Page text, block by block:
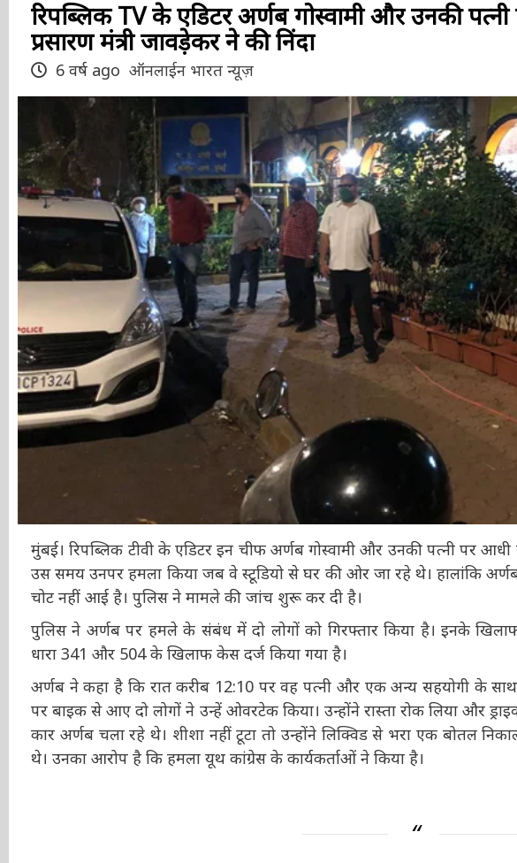
रिपब्लिक TV के एडिटर अर्णब गोस्वामी और उनकी
प्रसारण मंत्री जावड़ेकर ने की निंदा
6 वर्ष ago ऑनलाईन भारत न्यूज़
मुंबई। रिपब्लिक टीवी के एडिटर इन चीफ अर्णब गोस्वामी और उनकी पत्नी पर आधी
ने उस समय उनपर हमला किया जब वे स्टूडियो से घर की ओर जा रहे थे। हालांकि
कोई चोट नहीं आई है। पुलिस ने मामले की जांच शुरू कर दी है।
पुलिस ने अर्णब पर हमले के संबंध में दो लोगों को गिरफ्तार किया है। इनके
धारा 341 और 504 के खिलाफ केस दर्ज किया गया है।
अर्णब ने कहा है कि रात करीब 12:10 पर वह पत्नी और एक अन्य सहयोगी के
पर बाइक से आए दो लोगों ने उन्हें ओवरटेक किया। उन्होंने रास्ता रोक लिया और
किया। कार अर्णब चला रहे थे। शीशा नहीं टूटा तो उन्होंने लिक्विड से भरा एक
भी दे रहे थे। उनका आरोप है कि हमला यूथ कांग्रेस के कार्यकर्ताओं ने किया है।